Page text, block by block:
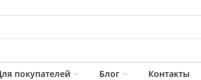
покупателей Блог Контакты